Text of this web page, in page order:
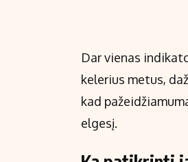
Dar vienas
kelerius metus,
kad
elgesį.